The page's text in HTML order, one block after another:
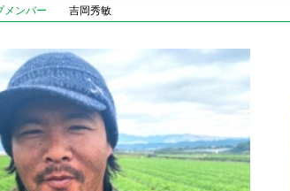
メンバー
吉岡秀敏